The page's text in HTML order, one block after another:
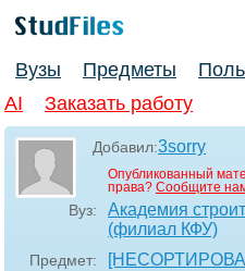
Вузы Предметы
AI
Заказать работу
Добавил:3sorry
Опубликованный
права? Сообщите
Вуз:
Академия
(филиал КФУ)
Предмет: